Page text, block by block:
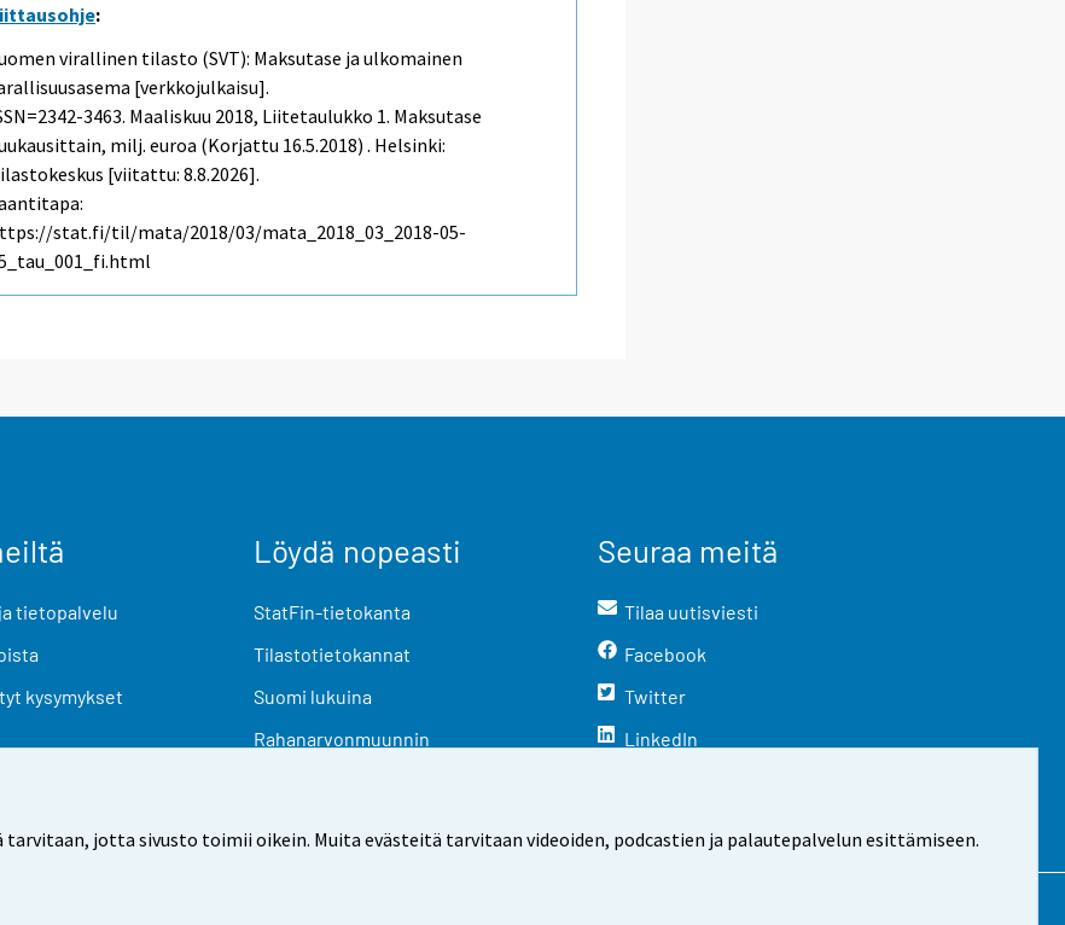
jotta sivusto toimii oikein. Muita evästeitä tarvitaan videoiden, podcastien ja palautepalvelun esittämiseen.
:
virallinen tilasto (SVT): Maksutase ja ulkomainen
[verkkojulkaisu].
3463. Maaliskuu 2018, Liitetaulukko 1. Maksutase
milj. euroa (Korjattu 16.5.2018) . Helsinki:
[viitattu: 8.8.2026].
stat.fi/til/mata/2018/03/mata_2018_03_2018-05-
tietopalvelu
kysymykset
Löydä nopeasti
StatFin-tietokanta
Tilastotietokannat
Suomi lukuina
Rahanarvonmuunnin
Seuraa meitä
Tilaa uutisviesti
Facebook
Twitter
LinkedIn